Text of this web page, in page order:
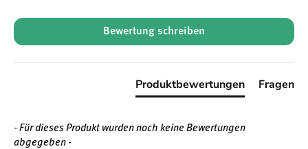
Über Pfannkuchen oder Waffeln träufeln
Bewertung schreiben
Produktbewertungen Fragen
- Für dieses Produkt wurden noch keine Bewertungen
abgegeben -
New content loaded